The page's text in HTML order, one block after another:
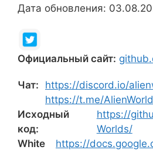
Дата обновления:
Официальный сайт:
Чат: https://discord.io/
https://t.me/
Исходный
код:
https://
Worlds/
White
https://